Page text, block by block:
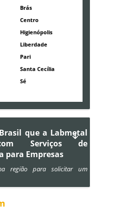
Brás
Centro
Higienópolis
Liberdade
Pari
Santa Cecília
Sé
que a Labmetal
Serviços de
para Empresas
região para solicitar um